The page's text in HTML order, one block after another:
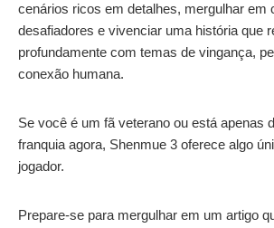
cenários ricos em detalhes, mergulhar em
desafiadores e vivenciar uma história que
profundamente com temas de vingança,
conexão humana.
Se você é um fã veterano ou está apenas
franquia agora, Shenmue 3 oferece algo
jogador.
Prepare-se para mergulhar em um artigo